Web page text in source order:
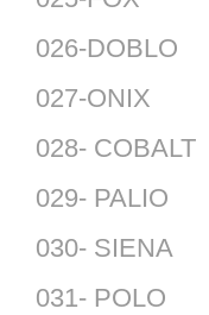
026-
027-ONIX
028-
029-
030-
031-